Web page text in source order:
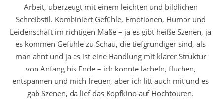
Arbeit, überzeugt mit einem leichten und bildlichen
Schreibstil. Kombiniert Gefühle, Emotionen, Humor und
Leidenschaft im richtigen Maße – ja es gibt heiße Szenen, ja
es kommen Gefühle zu Schau, die tiefgründiger sind, als
man ahnt und ja es ist eine Handlung mit klarer Struktur
von Anfang bis Ende – ich konnte lächeln, fluchen,
entspannen und mich freuen, aber ich litt auch mit und es
gab Szenen, da lief das Kopfkino auf Hochtouren.